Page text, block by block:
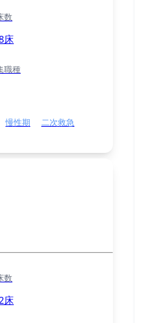
数
床
職種
慢性期
二次救急
数
床